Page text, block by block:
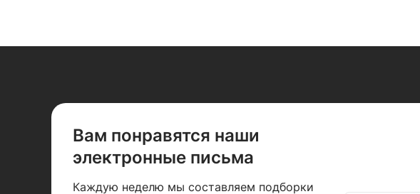
Вам понравятся наши
электронные письма
Каждую неделю мы составляем подборки